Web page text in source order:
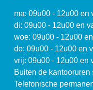
ma: 09u00 - 12u00 en
di: 09u00 - 12u00 en
woe: 09u00 - 12u00
do: 09u00 - 12u00 en
vrij: 09u00 - 12u00 en
Buiten de kantooruren
Telefonische